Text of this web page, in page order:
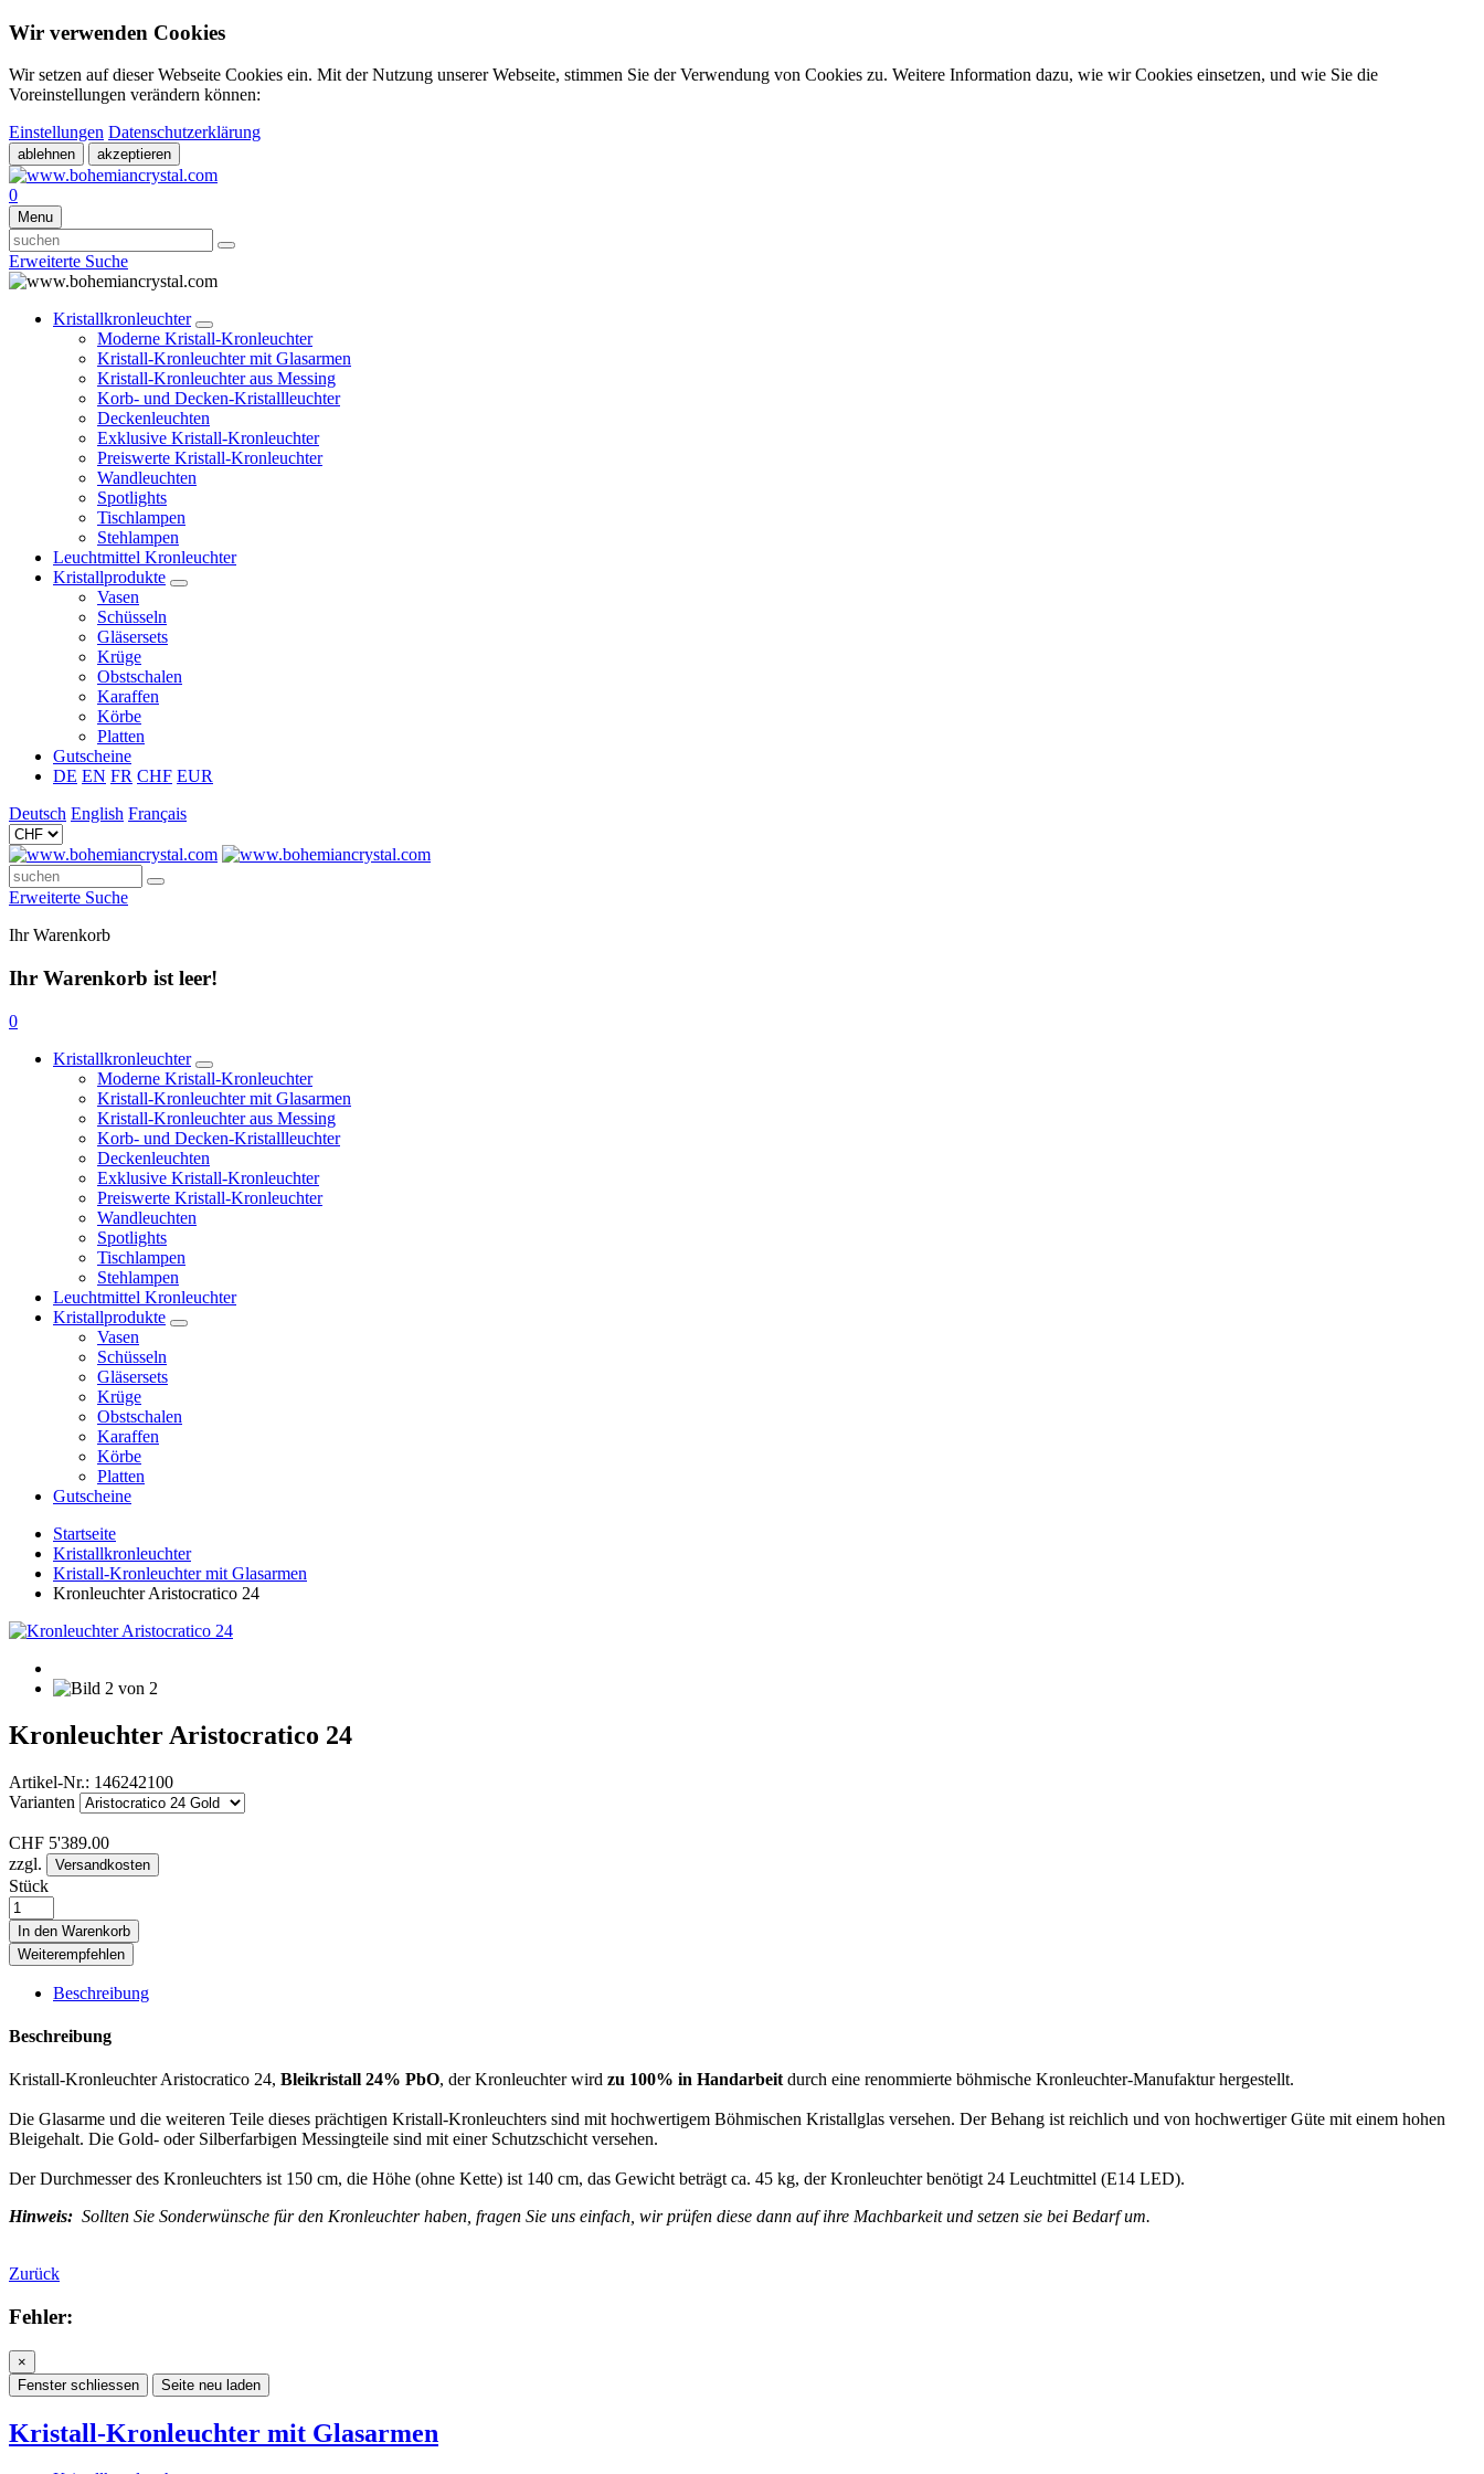
Wir verwenden Cookies
Wir setzen auf dieser Webseite Cookies ein. Mit der Nutzung unserer Webseite, stimmen Sie der Verwendung von Cookies zu. Weitere Information dazu, wie wir Cookies einsetzen, und wie Sie die
Voreinstellungen verändern können:
Einstellungen Datenschutzerklärung
ablehnen akzeptieren
0
Menu
Erweiterte Suche
Kristallkronleuchter
Moderne Kristall-Kronleuchter
Kristall-Kronleuchter mit Glasarmen
Kristall-Kronleuchter aus Messing
Korb- und Decken-Kristallleuchter
Deckenleuchten
Exklusive Kristall-Kronleuchter
Preiswerte Kristall-Kronleuchter
Wandleuchten
Spotlights
Tischlampen
Stehlampen
Leuchtmittel Kronleuchter
Kristallprodukte
Vasen
Schüsseln
Gläsersets
Krüge
Obstschalen
Karaffen
Körbe
Platten
Gutscheine
DE EN FR CHF EUR
Deutsch English Français
Erweiterte Suche
Ihr Warenkorb
Ihr Warenkorb ist leer!
0
Kristallkronleuchter
Moderne Kristall-Kronleuchter
Kristall-Kronleuchter mit Glasarmen
Kristall-Kronleuchter aus Messing
Korb- und Decken-Kristallleuchter
Deckenleuchten
Exklusive Kristall-Kronleuchter
Preiswerte Kristall-Kronleuchter
Wandleuchten
Spotlights
Tischlampen
Stehlampen
Leuchtmittel Kronleuchter
Kristallprodukte
Vasen
Schüsseln
Gläsersets
Krüge
Obstschalen
Karaffen
Körbe
Platten
Gutscheine
Startseite
Kristallkronleuchter
Kristall-Kronleuchter mit Glasarmen
Kronleuchter Aristocratico 24
Kronleuchter Aristocratico 24
Artikel-Nr.: 146242100
Varianten
CHF 5'389.00
zzgl.
Versandkosten
Stück
In den Warenkorb
Weiterempfehlen
Beschreibung
Beschreibung
Kristall-Kronleuchter Aristocratico 24, Bleikristall 24% PbO, der Kronleuchter wird zu 100% in Handarbeit durch eine renommierte böhmische Kronleuchter-Manufaktur hergestellt.
Die Glasarme und die weiteren Teile dieses prächtigen Kristall-Kronleuchters sind mit hochwertigem Böhmischen Kristallglas versehen. Der Behang ist reichlich und von hochwertiger Güte mit einem hohen
Bleigehalt. Die Gold- oder Silberfarbigen Messingteile sind mit einer Schutzschicht versehen.
Der Durchmesser des Kronleuchters ist 150 cm, die Höhe (ohne Kette) ist 140 cm, das Gewicht beträgt ca. 45 kg, der Kronleuchter benötigt 24 Leuchtmittel (E14 LED).
Hinweis: Sollten Sie Sonderwünsche für den Kronleuchter haben, fragen Sie uns einfach, wir prüfen diese dann auf ihre Machbarkeit und setzen sie bei Bedarf um.
Zurück
Fehler:
×
Fenster schliessen
Seite neu laden
Kristall-Kronleuchter mit Glasarmen